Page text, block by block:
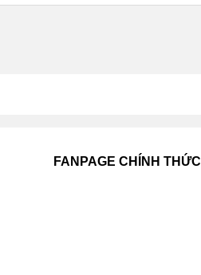
FANPAGE CHÍNH THỨC